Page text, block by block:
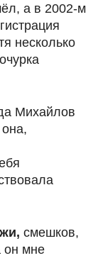
а в 2002-м
несколько
Михайлов
смешков,
он мне